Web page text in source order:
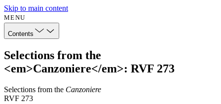
Skip to main content
MENU
Contents
Selections from the
<em>Canzoniere</em>: RVF 273
Selections from the Canzoniere
RVF 273